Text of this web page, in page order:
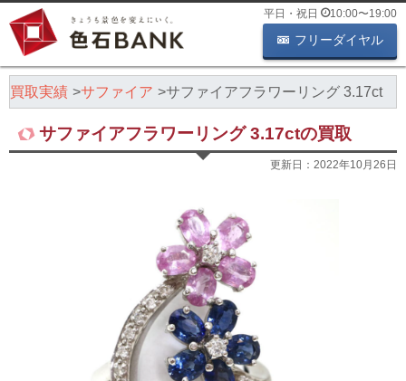
平日・祝日 10:00〜19:00
フリーダイヤル
買取実績 サファイア サファイアフラワーリング 3.17ct
サファイアフラワーリング 3.17ctの買取
更新日： 2022年10月26日